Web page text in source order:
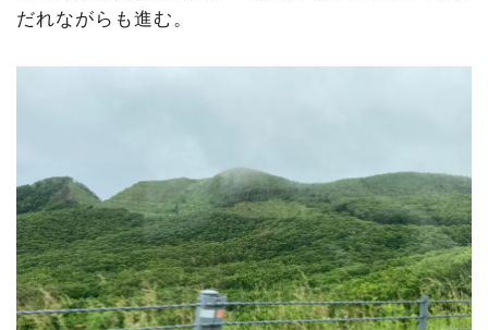
だれながらも進む。